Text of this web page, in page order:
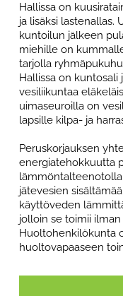
Hallissa on
ja lisäksi lastenallas.
kuntoilun jälkeen
miehille on
tarjolla
Hallissa on kuntosali
vesiliikuntaa
uimaseuroilla on
lapsille kilpa- ja
Peruskorjauksen
energiatehokkuutta
jätevesien
käyttöveden
jolloin se toimii
Huoltohenkilökunta
huoltovapaaseen